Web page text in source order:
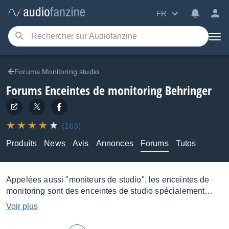
FR
Forums Monitoring studio
Forums Enceintes de monitoring Behringer
(163)
Produits
News Avis Annonces Forums Tutos
Appelées aussi "moniteurs de studio", les enceintes de
monitoring sont des enceintes de studio spécialement
conçues pour les besoins de la production audio, et
particulièrement pour les tâches de mixage et de
mastering. On distingue deux principaux types :
Voir plus